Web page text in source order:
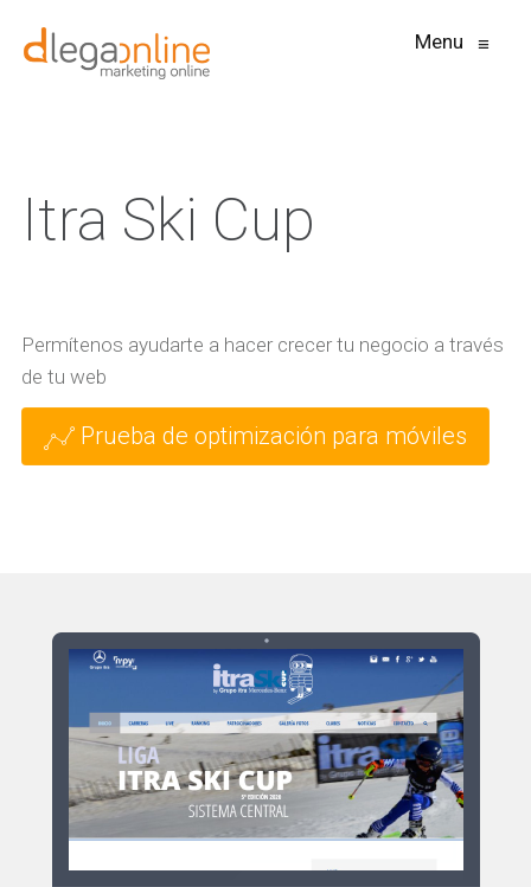
Menu ≡
Itra Ski Cup
Permítenos ayudarte a hacer crecer tu negocio a través
de tu web
Prueba de optimización para móviles